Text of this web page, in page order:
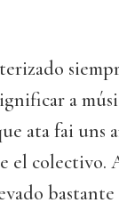
a
ata fai uns
el colectivo.